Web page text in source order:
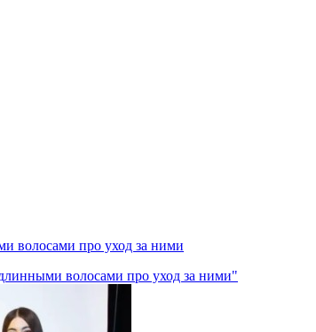
волосами про уход за ними
волосами про уход за ними"